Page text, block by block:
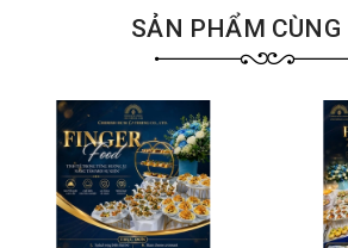
SẢN PHẨM CÙNG